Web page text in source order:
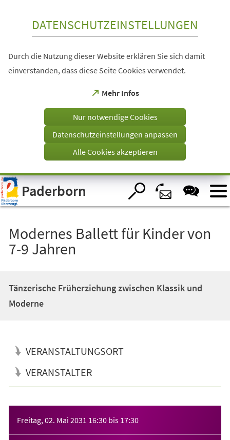
Visuelle
Assistenzsoftware
öffnen.
DATENSCHUTZEINSTELLUNGEN
Durch die Nutzung dieser Website erklären Sie sich damit
einverstanden, dass diese Seite Cookies verwendet.
Mehr Infos
(Öffnet
einem
Tab)
Nur notwendige Cookies
Datenschutzeinstellungen anpassen
Alle Cookies akzeptieren
Paderborn
Modernes Ballett für Kinder von
7-9 Jahren
Tänzerische Früherziehung zwischen Klassik und
Moderne
VERANSTALTUNGSORT
VERANSTALTER
Freitag, 02. Mai 2031 16:30 bis 17:30